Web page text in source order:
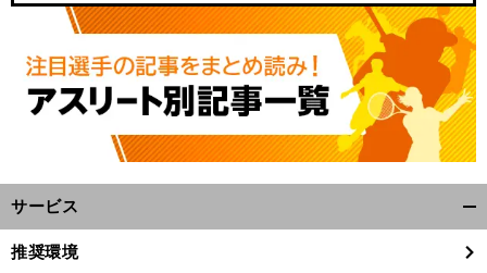
サービス
閉
推奨環境